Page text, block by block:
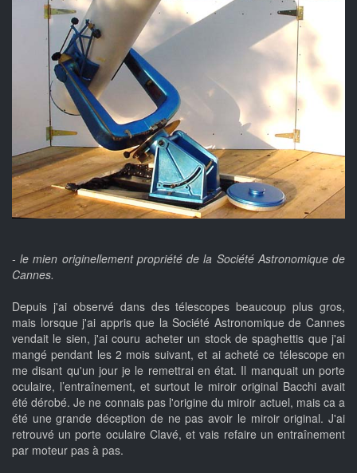
- le mien originellement propriété de la Société Astronomique de
Cannes.
Depuis j'ai observé dans des télescopes beaucoup plus gros,
mais lorsque j'ai appris que la Société Astronomique de Cannes
vendait le sien, j'ai couru acheter un stock de spaghettis que j'ai
mangé pendant les 2 mois suivant, et ai acheté ce télescope en
me disant qu'un jour je le remettrai en état. Il manquait un porte
oculaire, l’entraînement, et surtout le miroir original Bacchi avait
été dérobé. Je ne connais pas l'origine du miroir actuel, mais ca a
été une grande déception de ne pas avoir le miroir original. J'ai
retrouvé un porte oculaire Clavé, et vais refaire un entraînement
par moteur pas à pas.